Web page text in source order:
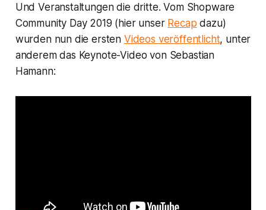
Und Veranstaltungen die dritte. Vom Shopware
Community Day 2019 (hier unser Recap dazu)
wurden nun die ersten Videos veröffentlicht, unter
anderem das Keynote-Video von Sebastian
Hamann: